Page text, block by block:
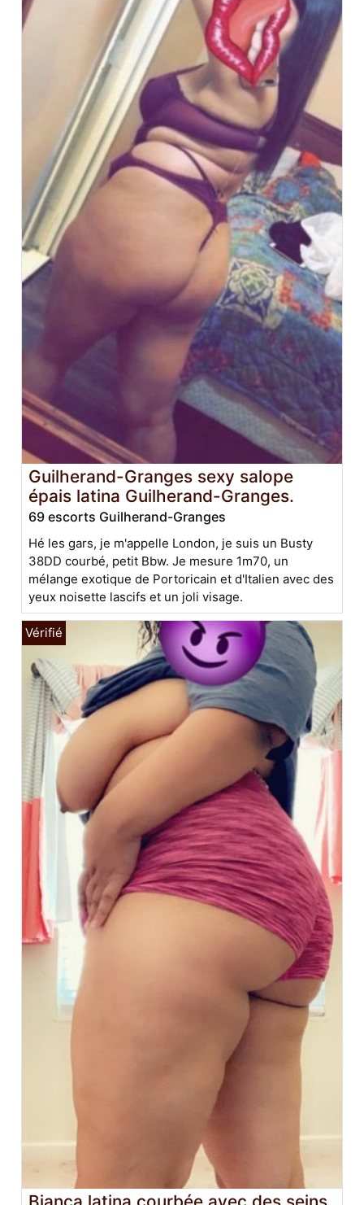
Guilherand-Granges sexy salope
épais latina Guilherand-Granges.
69 escorts Guilherand-Granges
Hé les gars, je m'appelle London, je suis un Busty
38DD courbé, petit Bbw. Je mesure 1m70, un
mélange exotique de Portoricain et d'Italien avec des
yeux noisette lascifs et un joli visage.